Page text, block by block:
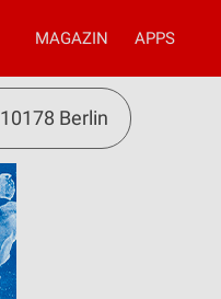
MAGAZIN APPS
10178 Berlin